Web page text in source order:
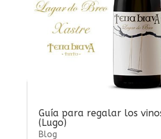
Guía para regalar los
(Lugo)
Blog